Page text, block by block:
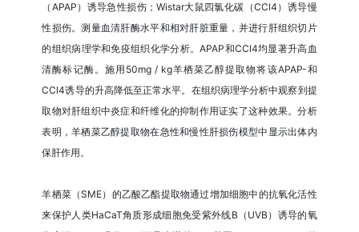
（APAP）诱导急性损伤；Wistar大鼠四氯化碳（CCl4）诱导慢
性损伤。测量血清肝酶水平和相对肝脏重量，并进行肝组织切片
的组织病理学和免疫组织化学分析。APAP和CCl4均显著升高血
清酶标记酶。施用50mg / kg羊栖菜乙醇提取物将该APAP-和
CCl4诱导的升高降低至正常水平。在组织病理学分析中观察到提
取物对肝组织中炎症和纤维化的抑制作用证实了这种效果。分析
表明，羊栖菜乙醇提取物在急性和慢性肝损伤模型中显示出体内
保肝作用。
羊栖菜（SME）的乙酸乙酯提取物通过增加细胞中的抗氧化活性
来保护人类HaCaT角质形成细胞免受紫外线B（UVB）诱导的氧